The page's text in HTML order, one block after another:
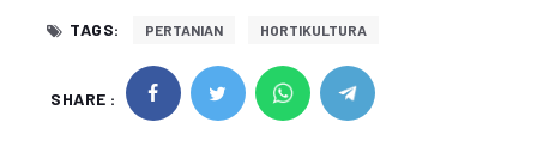
TAGS: PERTANIAN HORTIKULTURA
SHARE :